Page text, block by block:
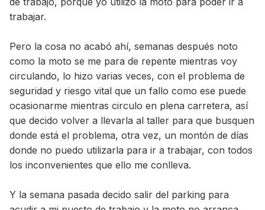
trabajar.
Pero la cosa no acabó ahí, semanas después noto
como la moto se me para de repente mientras voy
circulando, lo hizo varias veces, con el problema de
seguridad y riesgo vital que un fallo como ese puede
ocasionarme mientras circulo en plena carretera, así
que decido volver a llevarla al taller para que busquen
donde está el problema, otra vez, un montón de días
donde no puedo utilizarla para ir a trabajar, con todos
los inconvenientes que ello me conlleva.
Y la semana pasada decido salir del parking para